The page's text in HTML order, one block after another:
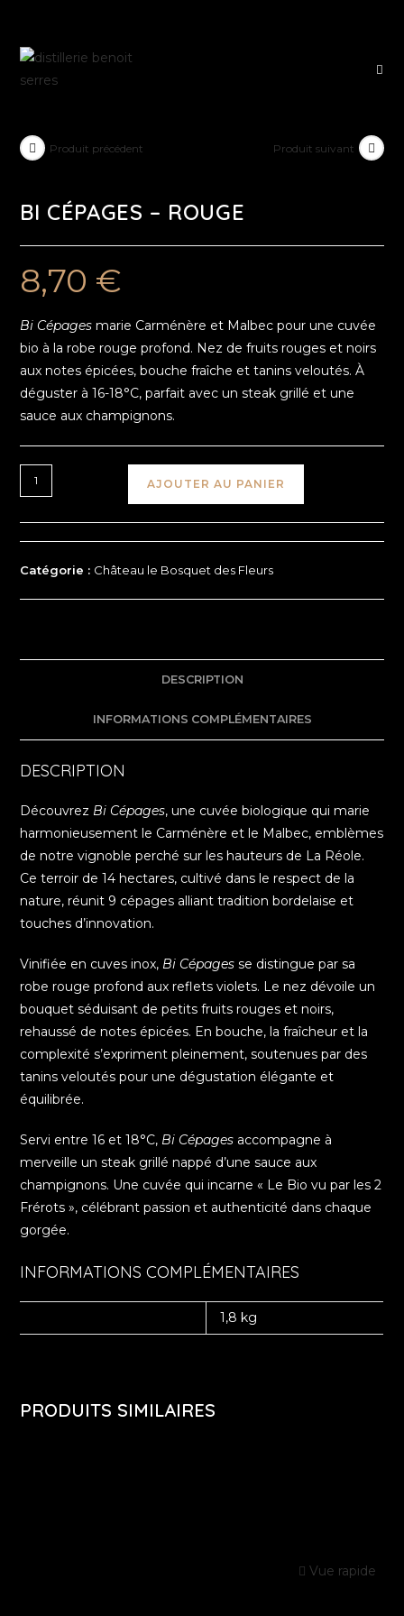
Produit précédent Produit suivant
BI CÉPAGES – ROUGE
8,70 €
Bi Cépages marie Carménère et Malbec pour une cuvée
bio à la robe rouge profond. Nez de fruits rouges et noirs
aux notes épicées, bouche fraîche et tanins veloutés. À
déguster à 16-18°C, parfait avec un steak grillé et une
sauce aux champignons.
AJOUTER AU PANIER
Catégorie : Château le Bosquet des Fleurs
DESCRIPTION
INFORMATIONS COMPLÉMENTAIRES
DESCRIPTION
Découvrez Bi Cépages, une cuvée biologique qui marie
harmonieusement le Carménère et le Malbec, emblèmes
de notre vignoble perché sur les hauteurs de La Réole.
Ce terroir de 14 hectares, cultivé dans le respect de la
nature, réunit 9 cépages alliant tradition bordelaise et
touches d’innovation.
Vinifiée en cuves inox, Bi Cépages se distingue par sa
robe rouge profond aux reflets violets. Le nez dévoile un
bouquet séduisant de petits fruits rouges et noirs,
rehaussé de notes épicées. En bouche, la fraîcheur et la
complexité s’expriment pleinement, soutenues par des
tanins veloutés pour une dégustation élégante et
équilibrée.
Servi entre 16 et 18°C, Bi Cépages accompagne à
merveille un steak grillé nappé d’une sauce aux
champignons. Une cuvée qui incarne « Le Bio vu par les 2
Frérots », célébrant passion et authenticité dans chaque
gorgée.
INFORMATIONS COMPLÉMENTAIRES
1,8 kg
PRODUITS SIMILAIRES
Vue rapide